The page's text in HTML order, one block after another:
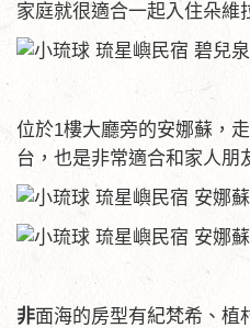
家庭就很適合一起入住朵維
位於1樓大廳旁的安娜蘇，
台，也是非常適合和家人朋
非面海的房型有紀梵希、植